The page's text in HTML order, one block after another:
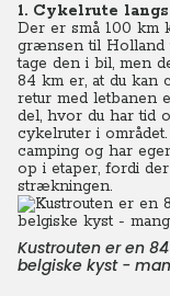
1. Cykelrute
Der er små 100 km
grænsen til Holland
tage den i bil, men
84 km er, at du kan
retur med letbanen
del, hvor du har tid
cykelruter i
camping og har
op i etaper, fordi
strækningen.
Kustrouten er en
belgiske kyst -